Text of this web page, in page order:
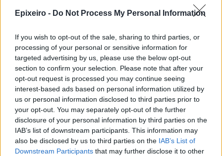
Epixeiro - Do Not Process My Personal Information
If you wish to opt-out of the sale, sharing to third parties, or
processing of your personal or sensitive information for
targeted advertising by us, please use the below opt-out
section to confirm your selection. Please note that after your
opt-out request is processed you may continue seeing
interest-based ads based on personal information utilized by
us or personal information disclosed to third parties prior to
your opt-out. You may separately opt-out of the further
disclosure of your personal information by third parties on the
IAB’s list of downstream participants. This information may
also be disclosed by us to third parties on the IAB’s List of
Downstream Participants that may further disclose it to other
Η ERGO επιβράβευσε και φέτος
τους συνεργάτες του Εταιρικού
ταξίδια στην Πράγα και το
Καρπενήσι
30/07/26|16:46
Olympic Yacht Show 2026: Η
«αφρόκρεμα» του ελληνικού
yachting δίνει ραντεβού στο
Λαύριο, το τετραήμερο 15-18
Οκτωβρίου 2026
30/07/26|16:34
ENTERPRISE GREECE και